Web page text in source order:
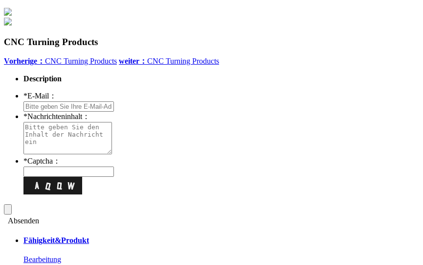
CNC Turning Products
Vorherige： CNC Turning Products weiter： CNC Turning Products
Description
*E-Mail：
*Nachrichteninhalt：
*Captcha：
Absenden
Fähigkeit&Produkt
Bearbeitung